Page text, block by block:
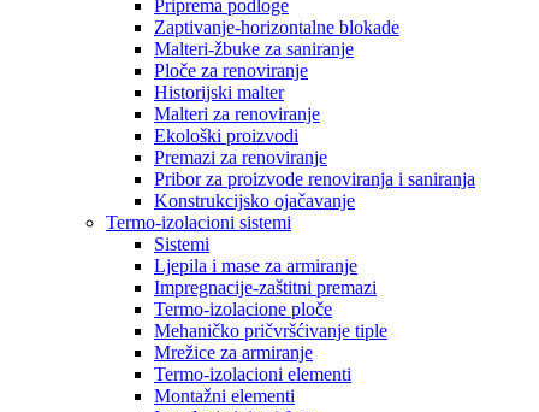
Priprema podloge
Zaptivanje-horizontalne blokade
Malteri-žbuke za saniranje
Ploče za renoviranje
Historijski malter
Malteri za renoviranje
Ekološki proizvodi
Premazi za renoviranje
Pribor za proizvode renoviranja i saniranja
Konstrukcijsko ojačavanje
Termo-izolacioni sistemi
Sistemi
Ljepila i mase za armiranje
Impregnacije-zaštitni premazi
Termo-izolacione ploče
Mehaničko pričvršćivanje tiple
Mrežice za armiranje
Termo-izolacioni elementi
Montažni elementi